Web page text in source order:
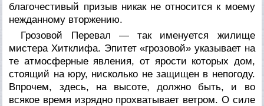
благочестивый призыв никак не относится к моему
нежданному вторжению.
Грозовой Перевал — так именуется жилище
мистера Хитклифа. Эпитет «грозовой» указывает на
те атмосферные явления, от ярости которых дом,
стоящий на юру, нисколько не защищен в непогоду.
Впрочем, здесь, на высоте, должно быть, и во
всякое время изрядно прохватывает ветром. О силе